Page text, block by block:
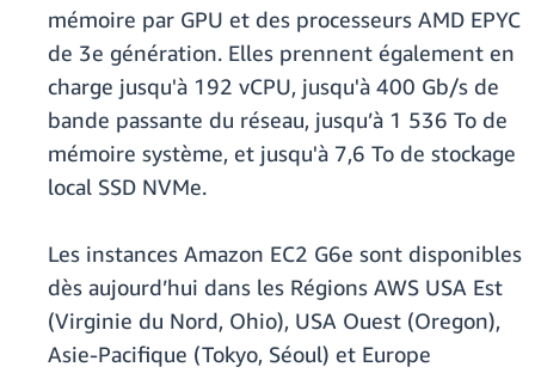
mémoire par GPU et des processeurs AMD EPYC
de 3e génération. Elles prennent également en
charge jusqu'à 192 vCPU, jusqu'à 400 Gb/s de
bande passante du réseau, jusqu’à 1 536 To de
mémoire système, et jusqu'à 7,6 To de stockage
local SSD NVMe.
Les instances Amazon EC2 G6e sont disponibles
dès aujourd’hui dans les Régions AWS USA Est
(Virginie du Nord, Ohio), USA Ouest (Oregon),
Asie-Pacifique (Tokyo, Séoul) et Europe